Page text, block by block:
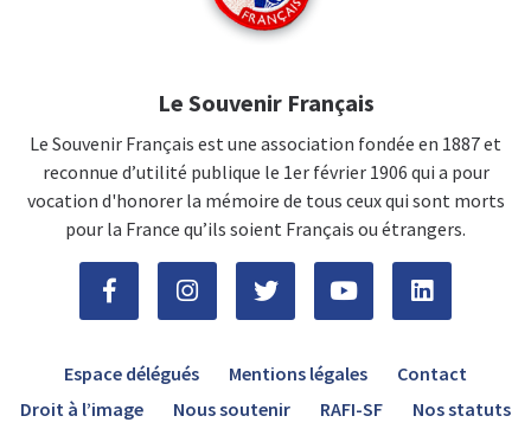
Le Souvenir Français
Le Souvenir Français est une association fondée en 1887 et
reconnue d’utilité publique le 1er février 1906 qui a pour
vocation d'honorer la mémoire de tous ceux qui sont morts
pour la France qu’ils soient Français ou étrangers.
Espace délégués Mentions légales
Contact
Droit à l’image
Nous soutenir RAFI-SF Nos statuts